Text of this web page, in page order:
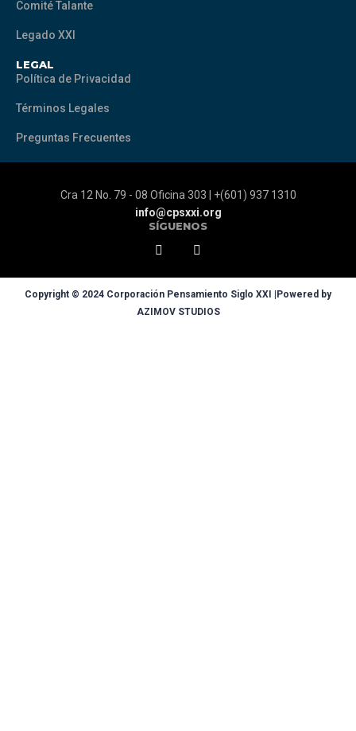
Comité Talante
Legado XXI
LEGAL
Política de Privacidad
Términos Legales
Preguntas Frecuentes
Cra 12 No. 79 - 08 Oficina 303 | +(601) 937 1310
info@cpsxxi.org
SÍGUENOS
Copyright © 2024 Corporación Pensamiento Siglo XXI |Powered by
AZIMOV STUDIOS